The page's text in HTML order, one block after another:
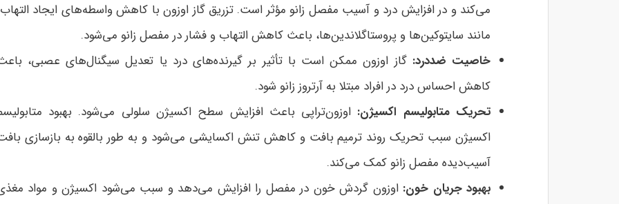
می‌کند و در افزایش درد و آسیب مفصل زانو مؤثر است. تزریق گاز اوزون با کاهش واسطه‌های ایجاد
مانند سایتوکین‌ها و پروستاگلاندین‌ها، باعث کاهش التهاب و فشار در مفصل زانو می‌شود.
خاصیت ضددرد: گاز اوزون ممکن است با تأثیر بر گیرنده‌های درد یا تعدیل سیگنال‌های عصبی،
کاهش احساس درد در افراد مبتلا به آرتروز زانو شود.
تحریک متابولیسم اکسیژن: اوزون‌تراپی باعث افزایش سطح اکسیژن سلولی می‌شود. بهبود
اکسیژن سبب تحریک روند ترمیم بافت و کاهش تنش اکسایشی می‌شود و به طور بالقوه به بازسازی
آسیب‌دیده مفصل زانو کمک می‌کند.
بهبود جریان خون: اوزون گردش خون در مفصل را افزایش می‌دهد و سبب می‌شود اکسیژن و مواد